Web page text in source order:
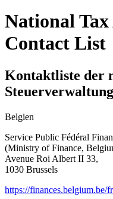
National
Contact List
Kontaktliste der
Belgien
Service Public Fédéral
(Ministry of Finance,
Avenue Roi Albert II 33,
1030 Brussels
https://finances.belgium.be/